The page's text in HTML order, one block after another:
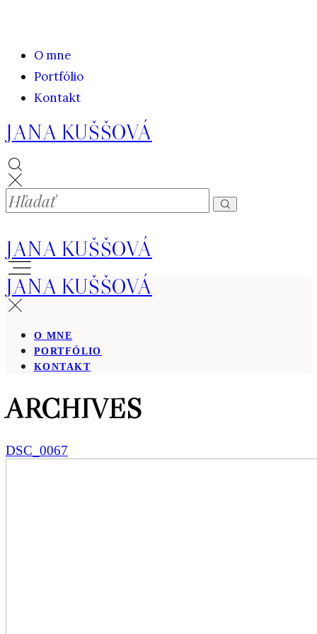
O mne
Portfólio
Kontakt
JANA KUŠŠOVÁ
JANA KUŠŠOVÁ
JANA KUŠŠOVÁ
O MNE
PORTFÓLIO
KONTAKT
ARCHIVES
DSC_0067